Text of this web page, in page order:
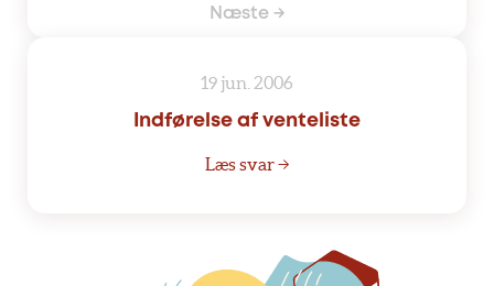
Næste →
19 jun. 2006
Indførelse af venteliste
Læs svar →